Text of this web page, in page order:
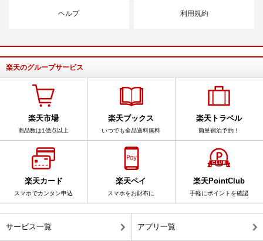
ヘルプ 利用規約
楽天のグループサービス
楽天市場
商品数は1億点以上
楽天ブックス
いつでも全品送料無料
楽天トラベル
簡単宿泊予約！
楽天カード
スマホでカンタン申込
楽天ペイ
スマホをお財布に
楽天PointClub
手軽にポイントを確認
サービス一覧 アプリ一覧